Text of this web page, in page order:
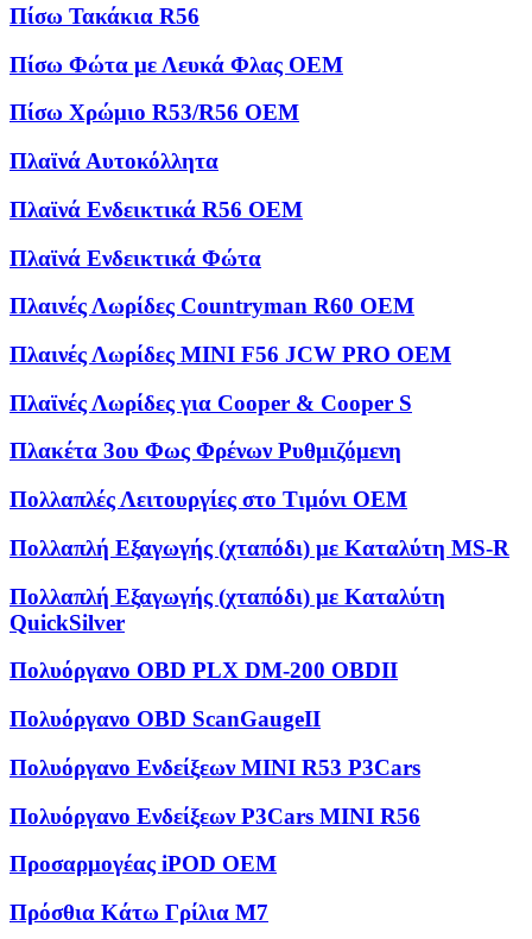
Πίσω Τακάκια R56
Πίσω Φώτα με Λευκά Φλας OEM
Πίσω Χρώμιο R53/R56 OEM
Πλαϊνά Αυτοκόλλητα
Πλαϊνά Ενδεικτικά R56 OEM
Πλαϊνά Ενδεικτικά Φώτα
Πλαινές Λωρίδες Countryman R60 OEM
Πλαινές Λωρίδες MINI F56 JCW PRO OEM
Πλαϊνές Λωρίδες για Cooper & Cooper S
Πλακέτα 3ου Φως Φρένων Ρυθμιζόμενη
Πολλαπλές Λειτουργίες στο Τιμόνι OEM
Πολλαπλή Εξαγωγής (χταπόδι) με Καταλύτη MS-R
Πολλαπλή Εξαγωγής (χταπόδι) με Καταλύτη
QuickSilver
Πολυόργανο OBD PLX DM-200 OBDII
Πολυόργανο OBD ScanGaugeII
Πολυόργανο Ενδείξεων MINI R53 P3Cars
Πολυόργανο Ενδείξεων P3Cars MINI R56
Προσαρμογέας iPOD OEM
Πρόσθια Κάτω Γρίλια M7